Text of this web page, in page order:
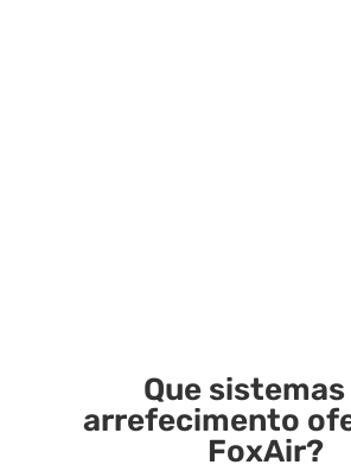
Que sistemas
arrefecimento
FoxAir?